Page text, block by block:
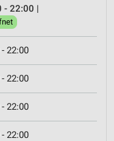
- 22:00 |
22:00
22:00
22:00
22:00